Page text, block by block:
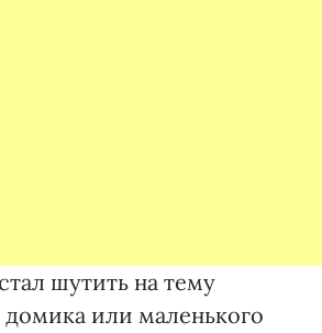
шутить на тему
или маленького